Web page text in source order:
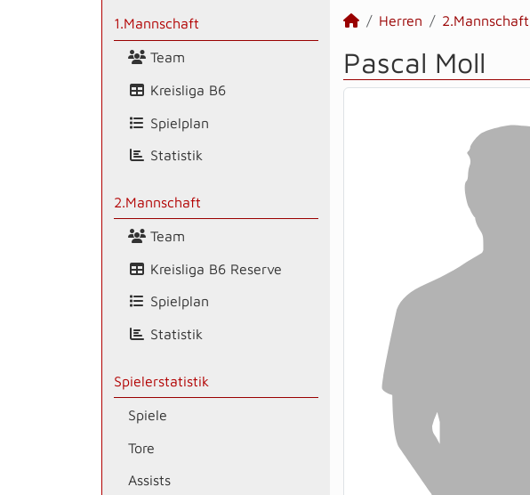
1.Mannschaft
Team
Kreisliga B6
Spielplan
Statistik
2.Mannschaft
Team
Kreisliga B6 Reserve
Spielplan
Statistik
Spielerstatistik
Spiele
Tore
Assists
Herren 2.Mannschaft
Pascal Moll